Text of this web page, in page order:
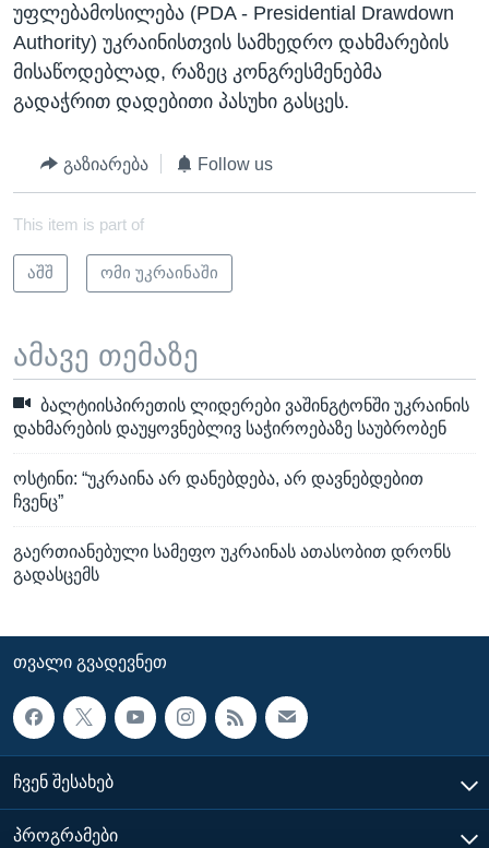
უფლებამოსილება (PDA - Presidential Drawdown
Authority) უკრაინისთვის სამხედრო დახმარების
მისაწოდებლად, რაზეც კონგრესმენებმა
გადაჭრით დადებითი პასუხი გასცეს.
გაზიარება Follow us
This item is part of
აშშ ომი უკრაინაში
ამავე თემაზე
ბალტიისპირეთის ლიდერები ვაშინგტონში უკრაინის
დახმარების დაუყოვნებლივ საჭიროებაზე საუბრობენ
ოსტინი: “უკრაინა არ დანებდება, არ დავნებდებით
ჩვენც”
გაერთიანებული სამეფო უკრაინას ათასობით დრონს
გადასცემს
ᲗᲕᲐᲚᲘ ᲒᲕᲐᲓᲔᲕᲜᲔᲗ
ᲩᲕᲔᲜ ᲨᲔᲡᲐᲮᲔᲑ
ᲞᲠᲝᲒᲠᲐᲛᲔᲑᲘ